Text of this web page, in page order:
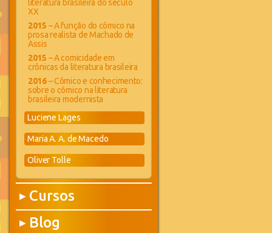
literatura brasileira do século
XX
2015 – A função do cômico na
prosa realista de Machado de
Assis
2015 – A comicidade em
crônicas da literatura brasileira
2016– Cômico e conhecimento:
sobre o cômico na literatura
brasileira modernista
Luciene Lages
Maria A. A. de Macedo
Oliver Tolle
▶ Cursos
▶ Blog